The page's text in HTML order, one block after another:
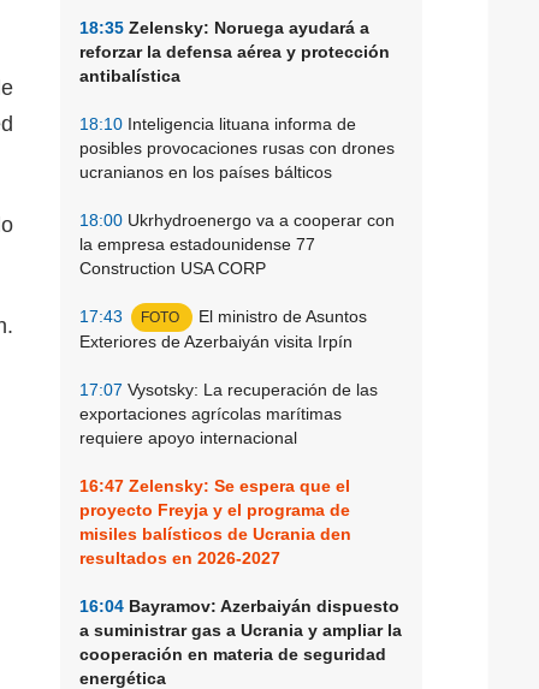
18:35 Zelensky: Noruega ayudará a
reforzar la defensa aérea y protección
antibalística
18:10 Inteligencia lituana informa de
posibles provocaciones rusas con drones
ucranianos en los países bálticos
18:00 Ukrhydroenergo va a cooperar con
la empresa estadounidense 77
Construction USA CORP
17:43 FOTO
El ministro de Asuntos
Exteriores de Azerbaiyán visita Irpín
17:07 Vysotsky: La recuperación de las
exportaciones agrícolas marítimas
requiere apoyo internacional
16:47 Zelensky: Se espera que el
proyecto Freyja y el programa de
misiles balísticos de Ucrania den
resultados en 2026-2027
16:04 Bayramov: Azerbaiyán dispuesto
a suministrar gas a Ucrania y ampliar la
cooperación en materia de seguridad
energética